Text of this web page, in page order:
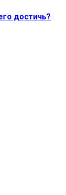
достичь?